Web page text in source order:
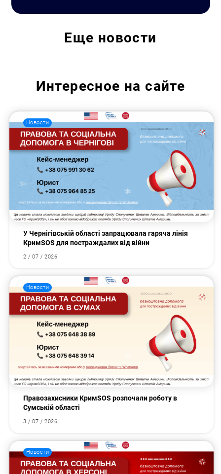
Еще новости
Интересное на сайте
Новости
У Чернігівській області запрацювала гаряча лінія
КримSOS для постраждалих від війни
2 / 07 / 2026
Новости
Правозахисники КримSOS розпочали роботу в
Сумській області
3 / 07 / 2026
Новости